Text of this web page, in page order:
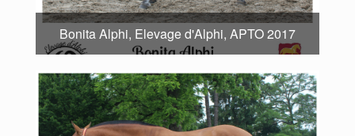
Bonita Alphi, Elevage d'Alphi, APTO 2017